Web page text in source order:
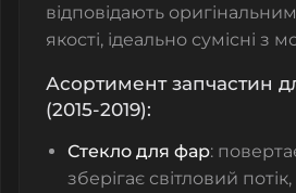
відповідають
якості, ідеально сумісні з
Асортимент запчастин
(2015-2019):
Стекло для фар:
зберігає світловий